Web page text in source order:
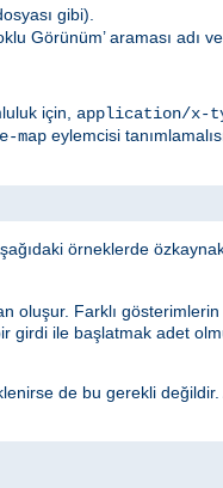
gibi).
Görünüm’ araması adı
için, application/x-
map eylemcisi
örneklerde
oluşur. Farklı
girdi ile başlatmak adet
de bu gerekli